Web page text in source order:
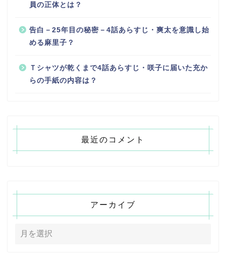
員の正体とは？
告白－25年目の秘密－4話あらすじ・爽太を意識し始
める麻里子？
Ｔシャツが乾くまで4話あらすじ・咲子に届いた充か
らの手紙の内容は？
最近のコメント
アーカイブ